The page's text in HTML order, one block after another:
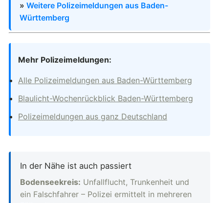
» Weitere Polizeimeldungen aus Baden-
Württemberg
Mehr Polizeimeldungen:
Alle Polizeimeldungen aus Baden-Württemberg
Blaulicht-Wochenrückblick Baden-Württemberg
Polizeimeldungen aus ganz Deutschland
In der Nähe ist auch passiert
Bodenseekreis: Unfallflucht, Trunkenheit und
ein Falschfahrer – Polizei ermittelt in mehreren